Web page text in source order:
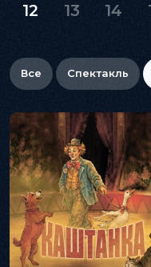
12 13 14
Все Спектакль